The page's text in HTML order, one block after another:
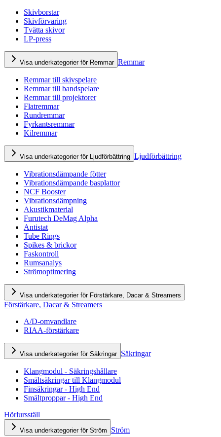
Skivborstar
Skivförvaring
Tvätta skivor
LP-press
Visa underkategorier för Remmar Remmar
Remmar till skivspelare
Remmar till bandspelare
Remmar till projektorer
Flatremmar
Rundremmar
Fyrkantsremmar
Kilremmar
Visa underkategorier för Ljudförbättring Ljudförbättring
Vibrationsdämpande fötter
Vibrationsdämpande basplattor
NCF Booster
Vibrationsdämpning
Akustikmaterial
Furutech DeMag Alpha
Antistat
Tube Rings
Spikes & brickor
Faskontroll
Rumsanalys
Strömoptimering
Visa underkategorier för Förstärkare, Dacar & Streamers
Förstärkare, Dacar & Streamers
A/D-omvandlare
RIAA-förstärkare
Visa underkategorier för Säkringar Säkringar
Klangmodul - Säkringshållare
Smältsäkringar till Klangmodul
Finsäkringar - High End
Smältproppar - High End
Hörlursställ
Visa underkategorier för Ström Ström